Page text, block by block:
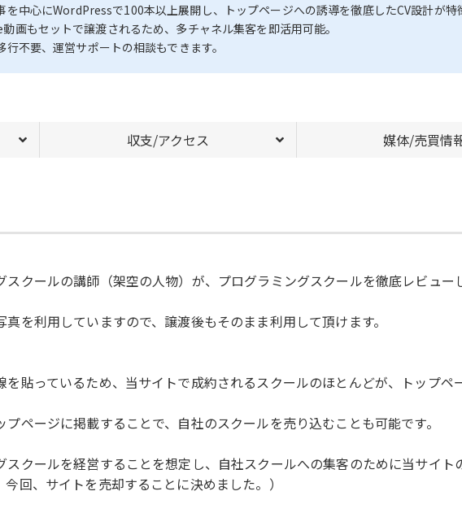
中心にWordPressで100本以上展開し、トップページへの誘導を徹底したCV設計が特
画もセットで譲渡されるため、多チャネル集客を即活用可能。
不要、運営サポートの相談もできます。
収支/アクセス 媒体/売買情
クールの講師（架空の人物）が、プログラミングスクールを徹底レビュー
を利用していますので、譲渡後もそのまま利用して頂けます。
貼っているため、当サイトで成約されるスクールのほとんどが、トップペ
ページに掲載することで、自社のスクールを売り込むことも可能です。
スクールを経営することを想定し、自社スクールへの集客のために当サイ
回、サイトを売却することに決めました。）